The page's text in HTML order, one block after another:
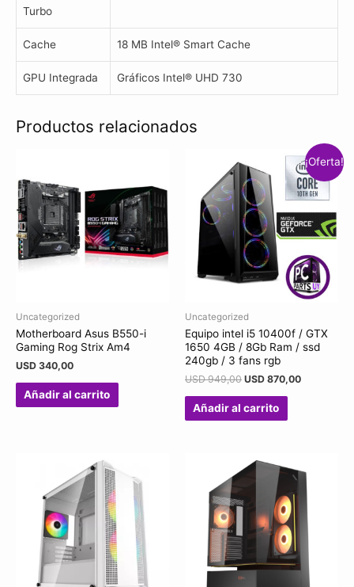
Turbo
Cache 18 MB Intel® Smart Cache
GPU Integrada Gráficos Intel® UHD 730
Productos relacionados
Uncategorized
Motherboard Asus B550-i
Gaming Rog Strix Am4
USD 340,00
Añadir al carrito
¡Oferta!
Uncategorized
Equipo intel i5 10400f / GTX
1650 4GB / 8Gb Ram / ssd
240gb / 3 fans rgb
USD949,00 USD 870,00
Añadir al carrito